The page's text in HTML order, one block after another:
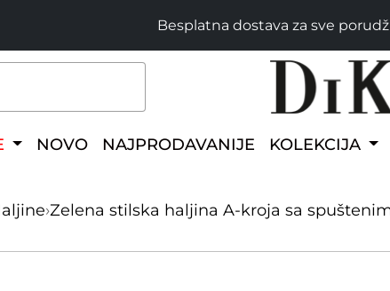
Besplatna dostava za sve
NOVO NAJPRODAVANIJE KOLEKCIJA
›Zelena stilska haljina A-kroja sa